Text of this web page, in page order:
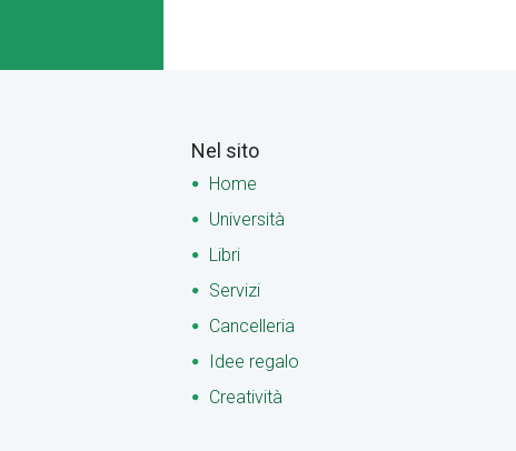
Nel sito
Home
Università
Libri
Servizi
Cancelleria
Idee regalo
Creatività